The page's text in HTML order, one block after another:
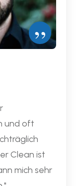
und oft
Clean ist
mich sehr
”